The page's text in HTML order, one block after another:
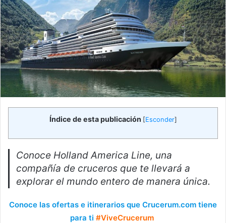
Índice de esta publicación [Esconder]
Conoce Holland America Line, una
compañía de cruceros que te llevará a
explorar el mundo entero de manera única.
Conoce las ofertas e itinerarios que Crucerum.com tiene
para ti #ViveCrucerum